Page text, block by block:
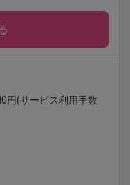
円(サービス利用手数